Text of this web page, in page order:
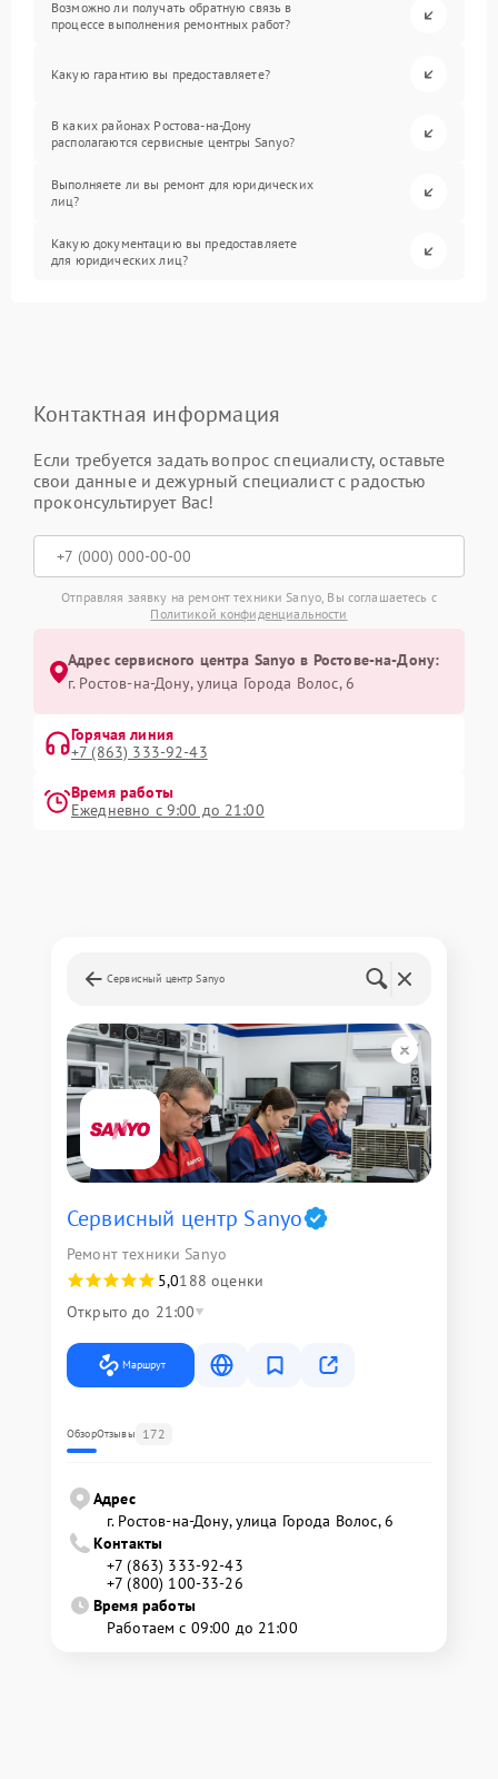
Возможно ли получать обратную связь в
процессе выполнения ремонтных работ?
Какую гарантию вы предоставляете?
В каких районах Ростова-на-Дону
располагаются сервисные центры Sanyo?
Выполняете ли вы ремонт для юридических
лиц?
Какую документацию вы предоставляете
для юридических лиц?
Контактная информация
Если требуется задать вопрос специалисту, оставьте
свои данные и дежурный специалист с радостью
проконсультирует Вас!
Отправляя заявку на ремонт техники Sanyo, Вы соглашаетесь с
Политикой конфиденциальности
Адрес сервисного центра Sanyo в Ростове-на-Дону:
г. Ростов-на-Дону, улица Города Волос, 6
Горячая линия
+7 (863) 333-92-43
Время работы
Ежедневно с 9:00 до 21:00
Сервисный центр Sanyo
Сервисный центр Sanyo
Ремонт техники Sanyo
5,0188 оценки
Открыто до 21:00
Маршрут
ОбзорОтзывы 172
Адрес
г. Ростов-на-Дону, улица Города Волос, 6
Контакты
+7 (863) 333-92-43
+7 (800) 100-33-26
Время работы
Работаем с 09:00 до 21:00